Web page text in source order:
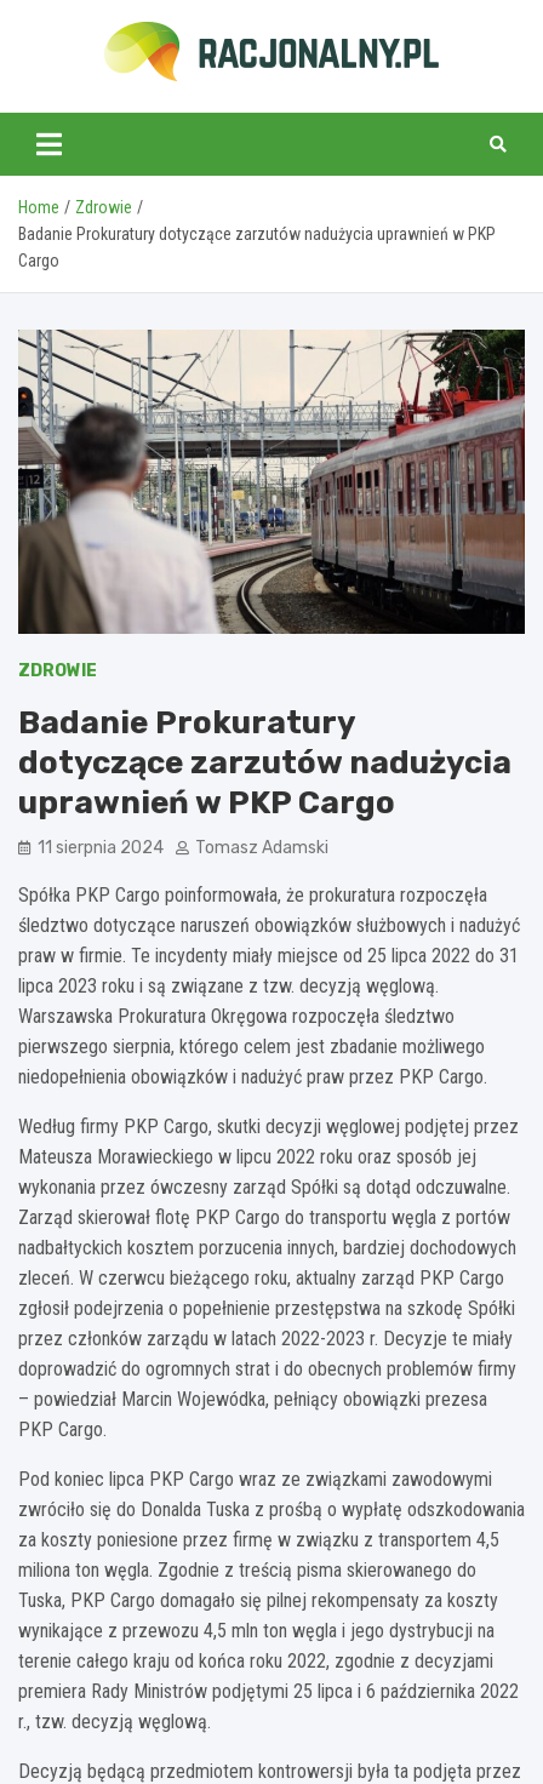
racjonalny.pl
Home
Zdrowie
Badanie Prokuratury dotyczące zarzutów nadużycia uprawnień w PKP
Cargo
ZDROWIE
Badanie Prokuratury
dotyczące zarzutów nadużycia
uprawnień w PKP Cargo
11 sierpnia 2024 Tomasz Adamski
Spółka PKP Cargo poinformowała, że prokuratura rozpoczęła
śledztwo dotyczące naruszeń obowiązków służbowych i nadużyć
praw w firmie. Te incydenty miały miejsce od 25 lipca 2022 do 31
lipca 2023 roku i są związane z tzw. decyzją węglową.
Warszawska Prokuratura Okręgowa rozpoczęła śledztwo
pierwszego sierpnia, którego celem jest zbadanie możliwego
niedopełnienia obowiązków i nadużyć praw przez PKP Cargo.
Według firmy PKP Cargo, skutki decyzji węglowej podjętej przez
Mateusza Morawieckiego w lipcu 2022 roku oraz sposób jej
wykonania przez ówczesny zarząd Spółki są dotąd odczuwalne.
Zarząd skierował flotę PKP Cargo do transportu węgla z portów
nadbałtyckich kosztem porzucenia innych, bardziej dochodowych
zleceń. W czerwcu bieżącego roku, aktualny zarząd PKP Cargo
zgłosił podejrzenia o popełnienie przestępstwa na szkodę Spółki
przez członków zarządu w latach 2022-2023 r. Decyzje te miały
doprowadzić do ogromnych strat i do obecnych problemów firmy
– powiedział Marcin Wojewódka, pełniący obowiązki prezesa
PKP Cargo.
Pod koniec lipca PKP Cargo wraz ze związkami zawodowymi
zwróciło się do Donalda Tuska z prośbą o wypłatę odszkodowania
za koszty poniesione przez firmę w związku z transportem 4,5
miliona ton węgla. Zgodnie z treścią pisma skierowanego do
Tuska, PKP Cargo domagało się pilnej rekompensaty za koszty
wynikające z przewozu 4,5 mln ton węgla i jego dystrybucji na
terenie całego kraju od końca roku 2022, zgodnie z decyzjami
premiera Rady Ministrów podjętymi 25 lipca i 6 października 2022
r., tzw. decyzją węglową.
Decyzją będącą przedmiotem kontrowersji była ta podjęta przez